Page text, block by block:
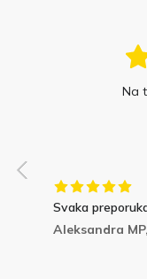
Na
Svaka
Aleksandra MP,